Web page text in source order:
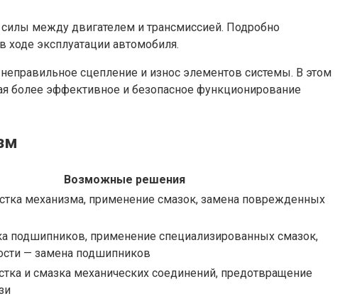
между двигателем и трансмиссией. Подробно
эксплуатации автомобиля.
сцепление и износ элементов системы. В этом
более эффективное и безопасное функционирование
Возможные решения
механизма, применение смазок, замена поврежденных
подшипников, применение специализированных смазок,
— замена подшипников
и смазка механических соединений, предотвращение